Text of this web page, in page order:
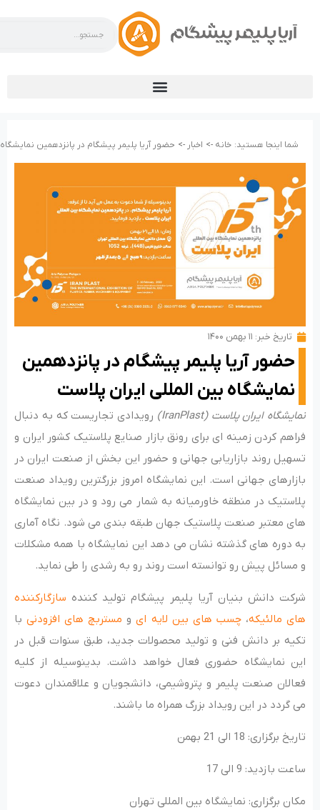
شما اینجا هستید: خانه -> اخبار -> حضور آریا پلیمر پیشگام در پانزدهمین
تاریخ خبر: ۱۱ بهمن ۱۴۰۰
حضور آریا پلیمر پیشگام در پانزدهمین
نمایشگاه بین المللی ایران پلاست
نمایشگاه ایران پلاست (IranPlast)
رویدادی تجاریست که به دنبال
فراهم کردن زمینه ای برای رونق بازار صنایع پلاستیک کشور ایران و
تسهیل روند بازاریابی جهانی و حضور این بخش از صنعت ایران در
بازارهای جهانی است. این نمایشگاه امروز بزرگترین رویداد صنعت
پلاستیک در منطقه خاورمیانه به شمار می رود و در بین نمایشگاه
های معتبر صنعت پلاستیک جهان طبقه بندی می شود. نگاه آماری
به دوره های گذشته نشان می دهد این نمایشگاه با همه مشکلات
و مسائل پیش رو توانسته است روند رو به رشدی را طی نماید.
شرکت دانش بنیان آریا پلیمر پیشگام تولید کننده سازگارکننده
های مالئیکه،چسب های بین لایه ایو مستربچ های افزودنیبا
تکیه بر دانش فنی و تولید محصولات جدید، طبق سنوات قبل در
این نمایشگاه حضوری فعال خواهد داشت. بدینوسیله از کلیه
فعالان صنعت پلیمر و پتروشیمی، دانشجویان و علاقمندان دعوت
می گردد در این رویداد بزرگ همراه ما باشند.
تاریخ برگزاری: 18 الی 21 بهمن
ساعت بازدید: 9 الی 17
مکان برگزاری: نمایشگاه بین المللی تهران